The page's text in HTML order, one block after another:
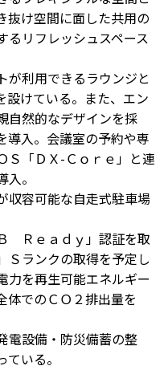
抜け空間に面した共用の
るリフレッシュスペース
利用できるラウンジと
設けている。また、エン
自然的なデザインを採
導入。会議室の予約や専
Ｓ「ＤＸ-Ｃｏｒｅ」と連
。
収容可能な自走式駐車場
Ｒｅａｄｙ」認証を取
Ｓランクの取得を予定し
力を再生可能エネルギー
体でのＣＯ２排出量を
電設備・防災備蓄の整
いる。